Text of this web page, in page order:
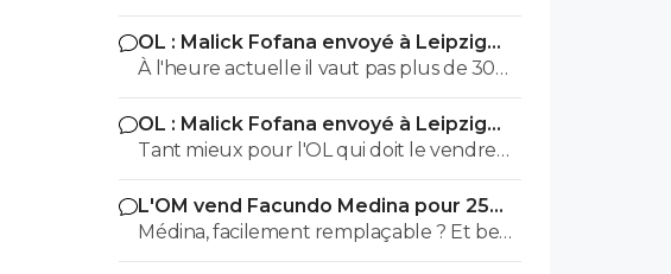
l'an dernier... Si on garde Balerdi ou
Aguerd, et qu'on lui met un gars correct à
côté, pour moi ça peut suffire
OL : Malick Fofana envoyé à Leipzig
pour un sombre accord
À l'heure actuelle il vaut pas plus de 30
millions et encore
OL : Malick Fofana envoyé à Leipzig
pour un sombre accord
Tant mieux pour l'OL qui doit le vendre
50 millions.
L'OM vend Facundo Medina pour 25ME
à Leverkusen
Médina, facilement remplaçable ? Et ben
bon chance !